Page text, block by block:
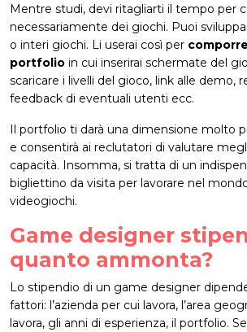
Mentre studi, devi ritagliarti il tempo per
necessariamente dei giochi. Puoi
o interi giochi. Li userai così per
portfolio in cui inserirai schermate del
scaricare i livelli del gioco, link alle demo,
feedback di eventuali utenti ecc.
Il portfolio ti darà una dimensione molto
e consentirà ai reclutatori di valutare
capacità. Insomma, si tratta di un
bigliettino da visita per lavorare nel
videogiochi.
Game designer
quanto ammonta?
Lo stipendio di un game designer
fattori: l’azienda per cui lavora, l’area
lavora, gli anni di esperienza, il portfolio.